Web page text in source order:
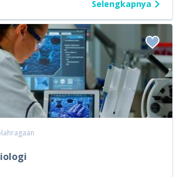
kamu akan belajar banyak hal terkait
mental. Mulai dari aturan dalam
fungsi fisik, nutrisi, strategi dan
pengajaran olahraga. Maka ketika
Studi Pendidikan Jasmani, Kesehatan,
juga akan menjalani banyak praktik
olahraga yang ada seperti renang,
woodball, serta sepak bola yang tentunya
juga akan
olahraga yang perlu didalami.
Selengkapnya